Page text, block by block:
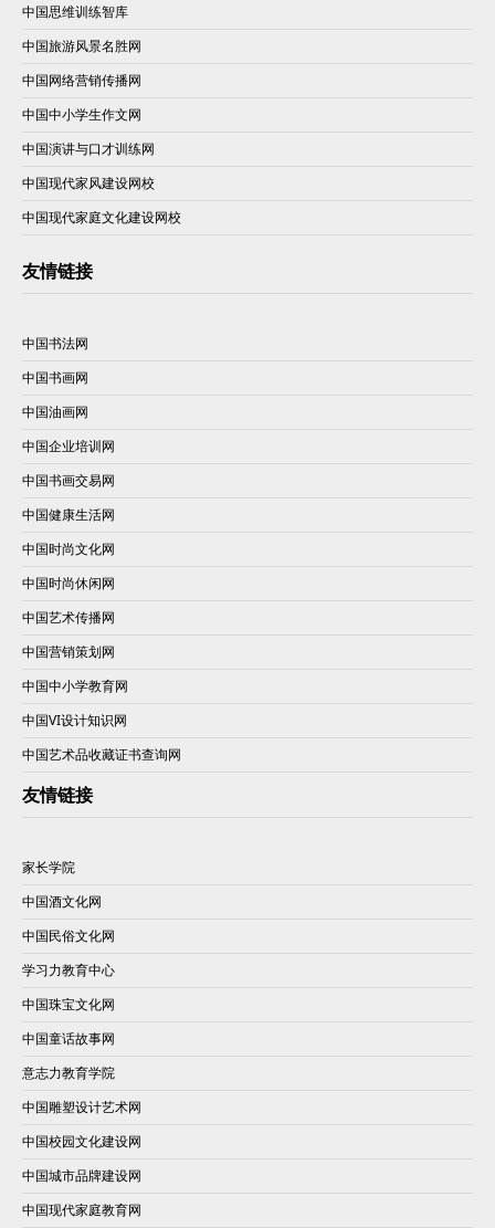
中国思维训练智库
中国旅游风景名胜网
中国网络营销传播网
中国中小学生作文网
中国演讲与口才训练网
中国现代家风建设网校
中国现代家庭文化建设网校
友情链接
中国书法网
中国书画网
中国油画网
中国企业培训网
中国书画交易网
中国健康生活网
中国时尚文化网
中国时尚休闲网
中国艺术传播网
中国营销策划网
中国中小学教育网
中国VI设计知识网
中国艺术品收藏证书查询网
友情链接
家长学院
中国酒文化网
中国民俗文化网
学习力教育中心
中国珠宝文化网
中国童话故事网
意志力教育学院
中国雕塑设计艺术网
中国校园文化建设网
中国城市品牌建设网
中国现代家庭教育网